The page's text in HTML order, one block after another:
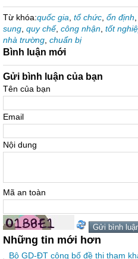
Từ khóa:quốc gia tổ chức ổn định
sung quy chế, công nhận tốt
nhà trường chuẩn bị
Bình luận mới
Gửi bình luận của bạn
Tên của bạn
Email
Nội dung
Mã an toàn
Những tin mới hơn
Bộ GD-ĐT công bố đề thi tham